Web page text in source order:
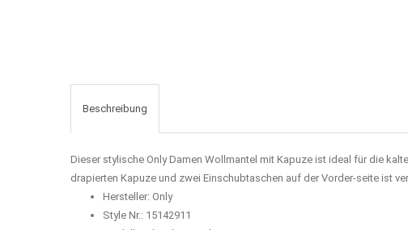
Beschreibung
Dieser stylische Only Damen Wollmantel mit Kapuze ist ideal für die
drapierten Kapuze und zwei Einschubtaschen auf der Vorder-seite ist
Hersteller: Only
Style Nr.: 15142911